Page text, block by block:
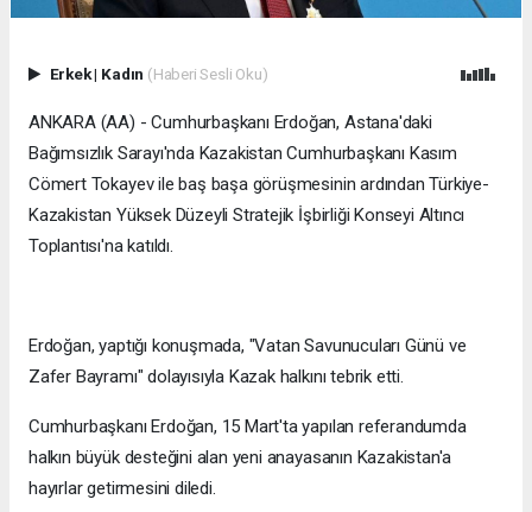
Erkek| Kadın (Haberi Sesli Oku)
ANKARA (AA) - Cumhurbaşkanı Erdoğan, Astana'daki
Bağımsızlık Sarayı'nda Kazakistan Cumhurbaşkanı Kasım
Cömert Tokayev ile baş başa görüşmesinin ardından Türkiye-
Kazakistan Yüksek Düzeyli Stratejik İşbirliği Konseyi Altıncı
Toplantısı'na katıldı.
Erdoğan, yaptığı konuşmada, "Vatan Savunucuları Günü ve
Zafer Bayramı" dolayısıyla Kazak halkını tebrik etti.
Cumhurbaşkanı Erdoğan, 15 Mart'ta yapılan referandumda
halkın büyük desteğini alan yeni anayasanın Kazakistan'a
hayırlar getirmesini diledi.